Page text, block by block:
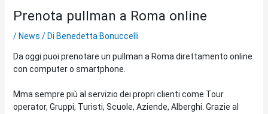
Prenota pullman a Roma online
/ News / Di Benedetta Bonuccelli
Da oggi puoi prenotare un pullman a Roma direttamento online
con computer o smartphone.
Mma sempre più al servizio dei propri clienti come Tour
operator, Gruppi, Turisti, Scuole, Aziende, Alberghi. Grazie al